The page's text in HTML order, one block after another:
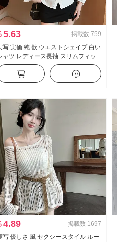
5.63 掲載数 759
写 実価 純 欲 ウエストシェイプ 白い
ャツ レディース長袖 スリムフィッ
セクシー タイトフィット シャツ ol
服 キャリア 作業服
4.89 掲載数 1697
写 優しさ 風 セクシースタイル ルー